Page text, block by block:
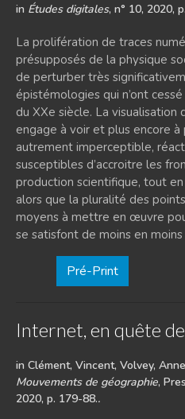
in Études digitales, n° 10, 2020,
La prolifération de traces
présupposés de la physique
de perturber très
épistémologies qui n’ont
du XXe siècle. La visualisation
engage à voir et plus encore
autrement imperceptible,
susceptibles d’accroitre les
production scientifique, tout
alors que la pluralité des
moyens à mettre en œuvre
se satisfont de moins en
Pré-Print
Internet, en quête
in Clément, Vincent, Volvey,
Mouvements de géographie,
2020, p. 179-88..